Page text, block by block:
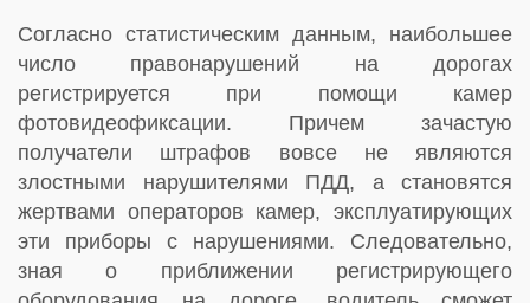
Согласно статистическим данным, наибольшее
число правонарушений на дорогах
регистрируется при помощи камер
фотовидеофиксации. Причем зачастую
получатели штрафов вовсе не являются
злостными нарушителями ПДД, а становятся
жертвами операторов камер, эксплуатирующих
эти приборы с нарушениями. Следовательно,
зная о приближении регистрирующего